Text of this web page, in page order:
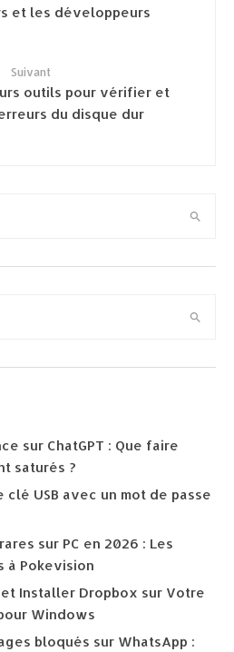
et les développeurs
Suivant
outils pour vérifier et
du disque dur
sur ChatGPT : Que faire
saturés ?
clé USB avec un mot de passe
sur PC en 2026 : Les
à Pokevision
Installer Dropbox sur Votre
Windows
bloqués sur WhatsApp :